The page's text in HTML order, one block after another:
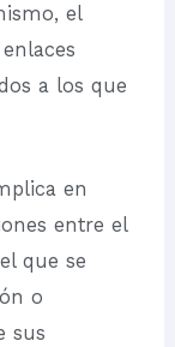
el
a los que
en
entre el
que se
o
sus